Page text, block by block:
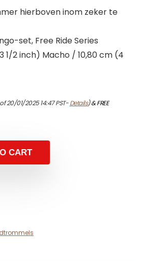
hierboven inom zeker te
set, Free Ride Series
1/2 inch) Macho / 10,80 cm (4
20/01/2025 14:47 PST-Details)&FREE
CART